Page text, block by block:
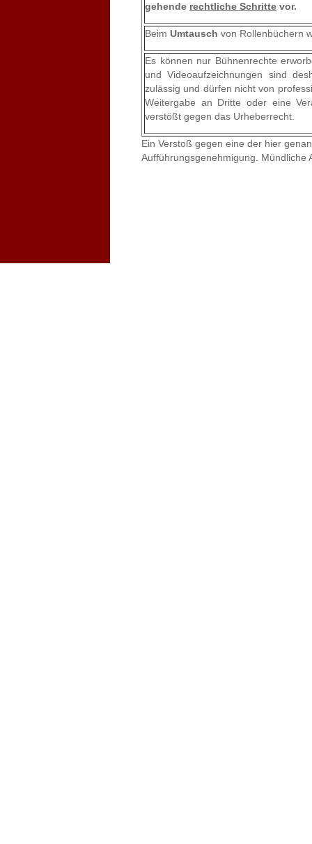
gehende rechtliche Schritte vor.
Beim Umtausch von Rollenbüchern
Es können nur Bühnenrechte
und Videoaufzeichnungen sind
zulässig und dürfen nicht von
Weitergabe an Dritte oder eine
verstößt gegen das Urheberrecht.
Ein Verstoß gegen eine der hier
Aufführungsgenehmigung. Mündliche